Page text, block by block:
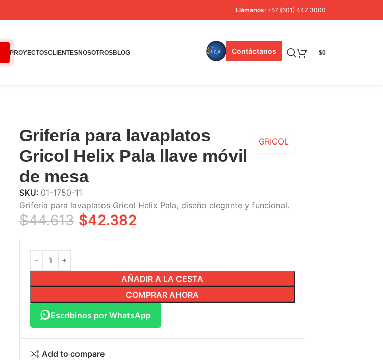
Llámanos: +57 (601) 447 3000
PROYECTOSCLIENTESNOSOTROSBLOG Contáctanos $0
Grifería para lavaplatos
Gricol Helix Pala llave móvil
de mesa
GRICOL
SKU: 01-1750-11
Grifería para lavaplatos Gricol Helix Pala, diseño elegante y funcional.
$44.613 $42.382
AÑADIR A LA CESTA
COMPRAR AHORA
Escribinos por WhatsApp
Add to compare